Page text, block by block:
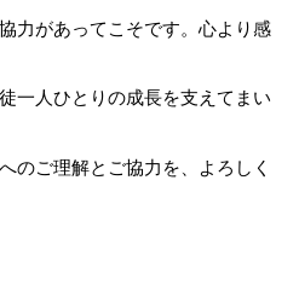
力があってこそです。心より感
一人ひとりの成長を支えてまい
のご理解とご協力を、よろしく